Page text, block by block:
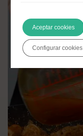
Aceptar cookies
Configurar cookies